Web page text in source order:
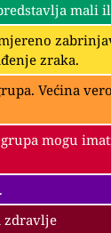
zraka.
Većina
mogu
zdravlje